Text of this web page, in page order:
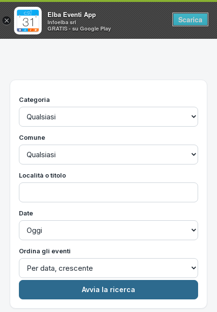
Home
Utilità
Categoria
Comune
Località o titolo
Date
Ordina gli eventi
×
Elba Eventi App
Infoelba srl
GRATIS - su Google Play
Scarica